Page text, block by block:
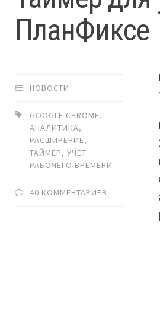
ПланФиксе
НОВОСТИ
GOOGLE CHROME,
АНАЛИТИКА,
РАСШИРЕНИЕ,
ТАЙМЕР,УЧЕТ
РАБОЧЕГО ВРЕМЕНИ
40 КОММЕНТАРИЕВ